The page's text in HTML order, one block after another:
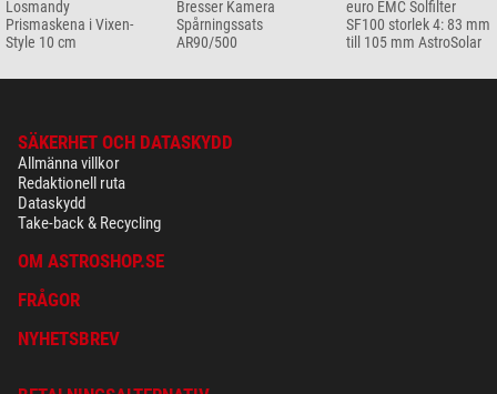
Losmandy
Prismaskena i Vixen-
Style 10 cm
Bresser Kamera
Spårningssats
AR90/500
euro EMC Solfilter
SF100 storlek 4: 83 mm
till 105 mm AstroSolar
SÄKERHET OCH DATASKYDD
Allmänna villkor
Redaktionell ruta
Dataskydd
Take-back & Recycling
OM ASTROSHOP.SE
FRÅGOR
NYHETSBREV